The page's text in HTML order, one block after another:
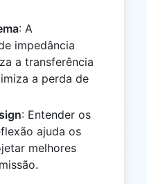
: A
impedância
a transferência
a perda de
: Entender os
ajuda os
melhores